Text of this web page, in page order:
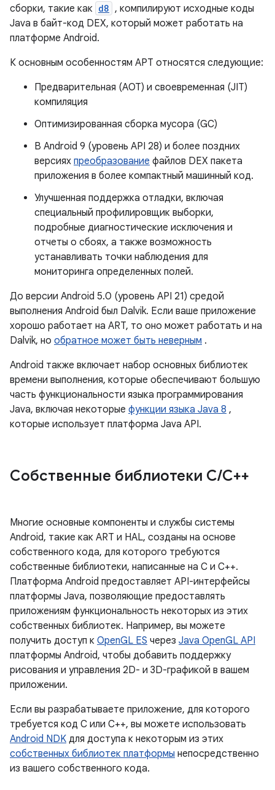
сборки, такие как d8 , компилируют исходные коды
Java в байт-код DEX, который может работать на
платформе Android.
К основным особенностям АРТ относятся следующие:
Предварительная (AOT) и своевременная (JIT)
компиляция
Оптимизированная сборка мусора (GC)
В Android 9 (уровень API 28) и более поздних
версиях преобразование файлов DEX пакета
приложения в более компактный машинный код.
Улучшенная поддержка отладки, включая
специальный профилировщик выборки,
подробные диагностические исключения и
отчеты о сбоях, а также возможность
устанавливать точки наблюдения для
мониторинга определенных полей.
До версии Android 5.0 (уровень API 21) средой
выполнения Android был Dalvik. Если ваше приложение
хорошо работает на ART, то оно может работать и на
Dalvik, но обратное может быть неверным .
Android также включает набор основных библиотек
времени выполнения, которые обеспечивают большую
часть функциональности языка программирования
Java, включая некоторые функции языка Java 8 ,
которые использует платформа Java API.
Собственные библиотеки C/C++
Многие основные компоненты и службы системы
Android, такие как ART и HAL, созданы на основе
собственного кода, для которого требуются
собственные библиотеки, написанные на C и C++.
Платформа Android предоставляет API-интерфейсы
платформы Java, позволяющие предоставлять
приложениям функциональность некоторых из этих
собственных библиотек. Например, вы можете
получить доступ к OpenGL ES через Java OpenGL API
платформы Android, чтобы добавить поддержку
рисования и управления 2D- и 3D-графикой в ​​вашем
приложении.
Если вы разрабатываете приложение, для которого
требуется код C или C++, вы можете использовать
Android NDK для доступа к некоторым из этих
собственных библиотек платформы непосредственно
из вашего собственного кода.